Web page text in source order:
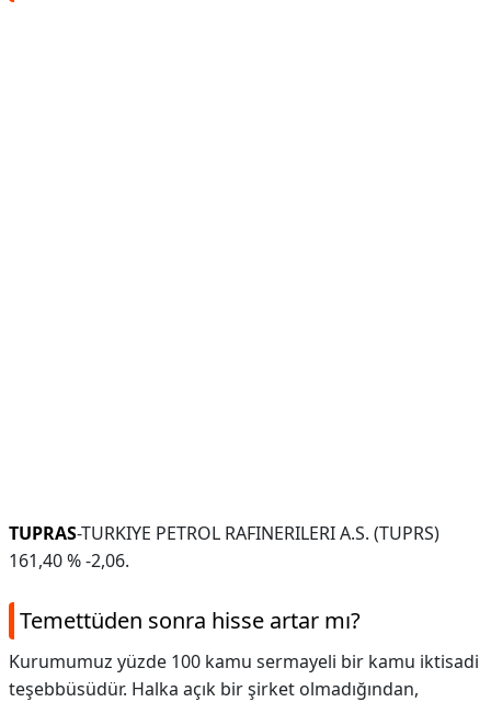
TUPRAS-TURKIYE PETROL RAFINERILERI A.S. (TUPRS)
161,40 % -2,06.
Temettüden sonra hisse artar mı?
Kurumumuz yüzde 100 kamu sermayeli bir kamu iktisadi
teşebbüsüdür. Halka açık bir şirket olmadığından,